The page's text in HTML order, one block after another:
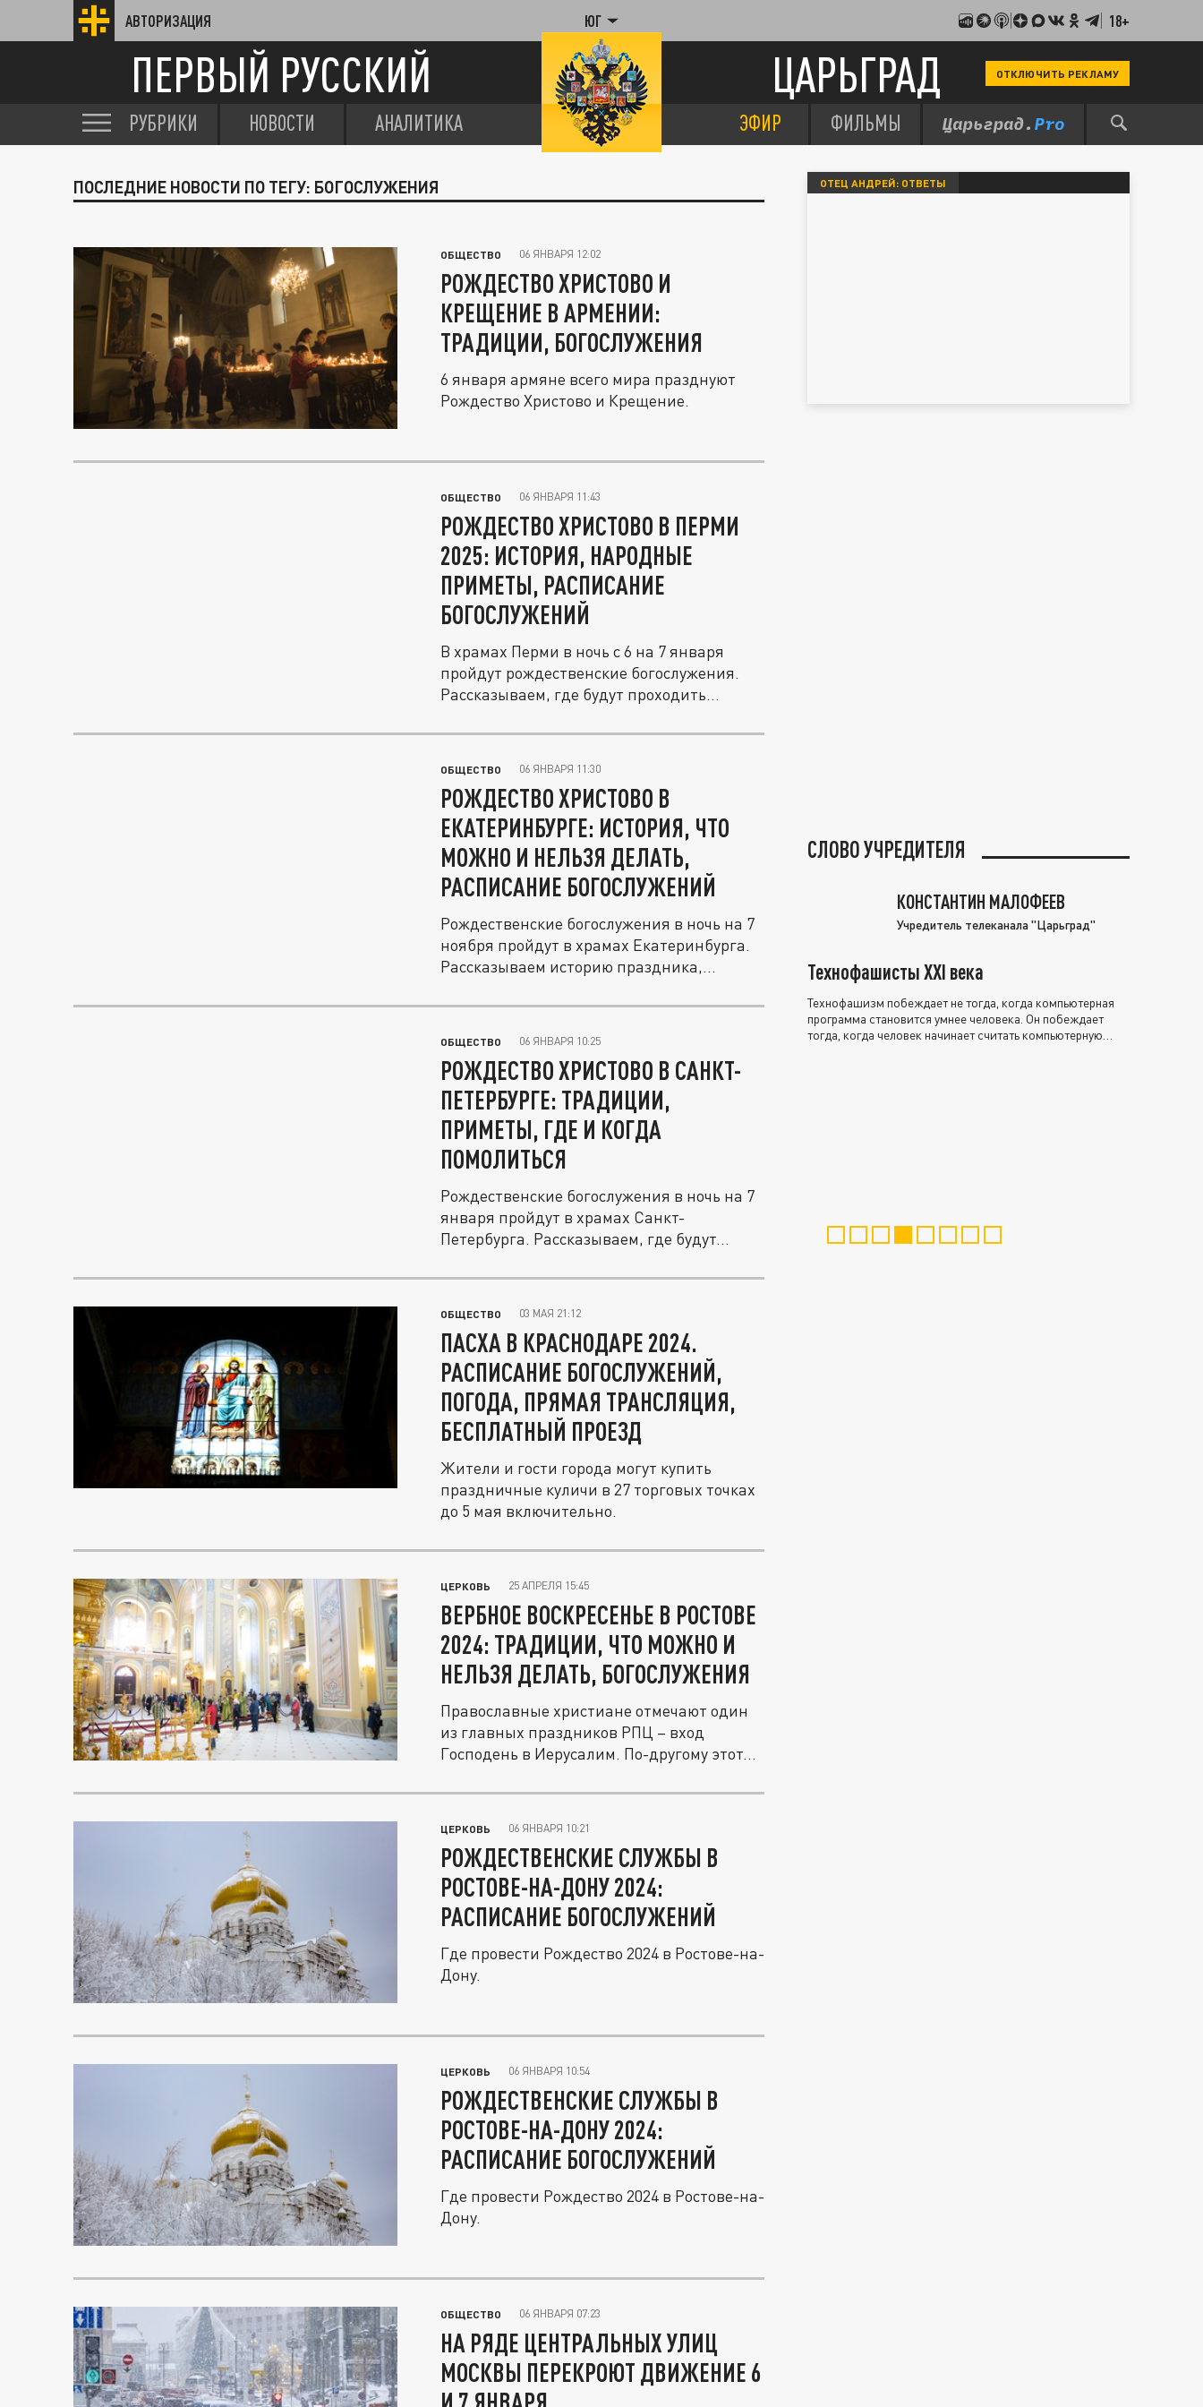
АВТОРИЗАЦИЯ ЮГ 18+
ПЕРВЫЙ РУССКИЙ ЦАРЬГРАД ОТКЛЮЧИТЬ РЕКЛАМУ
РУБРИКИ НОВОСТИ АНАЛИТИКА ЭФИР ФИЛЬМЫ
ПОСЛЕДНИЕ НОВОСТИ ПО ТЕГУ: БОГОСЛУЖЕНИЯ
ОБЩЕСТВО 06 ЯНВАРЯ 12:02
РОЖДЕСТВО ХРИСТОВО И
КРЕЩЕНИЕ В АРМЕНИИ:
ТРАДИЦИИ, БОГОСЛУЖЕНИЯ
6 января армяне всего мира празднуют
Рождество Христово и Крещение.
ОБЩЕСТВО 06 ЯНВАРЯ 11:43
РОЖДЕСТВО ХРИСТОВО В ПЕРМИ
2025: ИСТОРИЯ, НАРОДНЫЕ
ПРИМЕТЫ, РАСПИСАНИЕ
БОГОСЛУЖЕНИЙ
В храмах Перми в ночь с 6 на 7 января
пройдут рождественские богослужения.
Рассказываем, где будут проходить...
ОБЩЕСТВО 06 ЯНВАРЯ 11:30
РОЖДЕСТВО ХРИСТОВО В
ЕКАТЕРИНБУРГЕ: ИСТОРИЯ, ЧТО
МОЖНО И НЕЛЬЗЯ ДЕЛАТЬ,
РАСПИСАНИЕ БОГОСЛУЖЕНИЙ
Рождественские богослужения в ночь на 7
ноября пройдут в храмах Екатеринбурга.
Рассказываем историю праздника,...
ОБЩЕСТВО 06 ЯНВАРЯ 10:25
РОЖДЕСТВО ХРИСТОВО В САНКТ-
ПЕТЕРБУРГЕ: ТРАДИЦИИ,
ПРИМЕТЫ, ГДЕ И КОГДА
ПОМОЛИТЬСЯ
Рождественские богослужения в ночь на 7
января пройдут в храмах Санкт-
Петербурга. Рассказываем, где будут...
ОБЩЕСТВО 03 МАЯ 21:12
ПАСХА В КРАСНОДАРЕ 2024.
РАСПИСАНИЕ БОГОСЛУЖЕНИЙ,
ПОГОДА, ПРЯМАЯ ТРАНСЛЯЦИЯ,
БЕСПЛАТНЫЙ ПРОЕЗД
Жители и гости города могут купить
праздничные куличи в 27 торговых точках
до 5 мая включительно.
ЦЕРКОВЬ 25 АПРЕЛЯ 15:45
ВЕРБНОЕ ВОСКРЕСЕНЬЕ В РОСТОВЕ
2024: ТРАДИЦИИ, ЧТО МОЖНО И
НЕЛЬЗЯ ДЕЛАТЬ, БОГОСЛУЖЕНИЯ
Православные христиане отмечают один
из главных праздников РПЦ – вход
Господень в Иерусалим. По-другому этот...
ЦЕРКОВЬ 06 ЯНВАРЯ 10:21
РОЖДЕСТВЕНСКИЕ СЛУЖБЫ В
РОСТОВЕ-НА-ДОНУ 2024:
РАСПИСАНИЕ БОГОСЛУЖЕНИЙ
Где провести Рождество 2024 в Ростове-на-
Дону.
ЦЕРКОВЬ 06 ЯНВАРЯ 10:54
РОЖДЕСТВЕНСКИЕ СЛУЖБЫ В
РОСТОВЕ-НА-ДОНУ 2024:
РАСПИСАНИЕ БОГОСЛУЖЕНИЙ
Где провести Рождество 2024 в Ростове-на-
Дону.
ОБЩЕСТВО 06 ЯНВАРЯ 07:23
НА РЯДЕ ЦЕНТРАЛЬНЫХ УЛИЦ
МОСКВЫ ПЕРЕКРОЮТ ДВИЖЕНИЕ 6
ОТЕЦ АНДРЕЙ: ОТВЕТЫ
СЛОВО УЧРЕДИТЕЛЯ
КОНСТАНТИН МАЛОФЕЕВ
Учредитель телеканала "Царьград"
Технофашисты XXI века
Технофашизм побеждает не тогда, когда компьютерная
программа становится умнее человека. Он побеждает
тогда, когда человек начинает считать компьютерную